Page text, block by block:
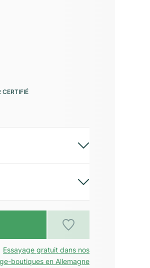
CERTIFIÉ
Essayage gratuit dans nos
boutiques en Allemagne